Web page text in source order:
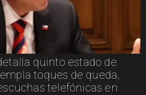
quinto estado de
toques de queda,
telefónicas en